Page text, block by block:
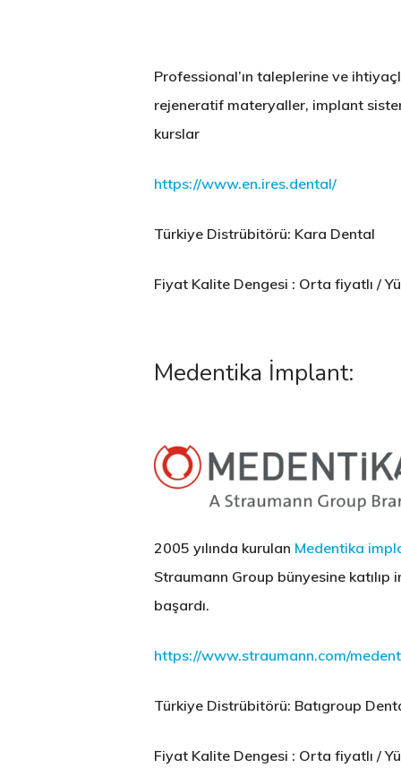
Professional’ın taleplerine ve
rejeneratif materyaller, implant
kurslar
https://www.en.ires.dental/
Türkiye Distrübitörü: Kara Dental
Fiyat Kalite Dengesi : Orta fiyatlı /
Medentika İmplant:
2005 yılında kurulan Medentika
Straumann Group bünyesine
başardı.
https://www.straumann.com/
Türkiye Distrübitörü: Batıgroup
Fiyat Kalite Dengesi : Orta fiyatlı /